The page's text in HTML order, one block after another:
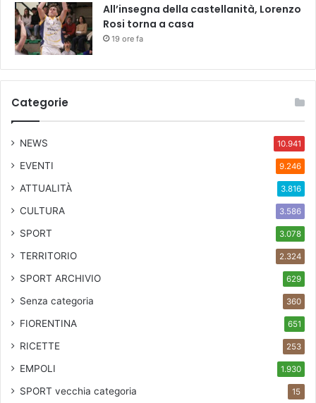
All’insegna della castellanità, Lorenzo
Rosi torna a casa
19 ore fa
Categorie
NEWS 10.941
EVENTI 9.246
ATTUALITÀ 3.816
CULTURA 3.586
SPORT 3.078
TERRITORIO 2.324
SPORT ARCHIVIO 629
Senza categoria 360
FIORENTINA 651
RICETTE 253
EMPOLI 1.930
SPORT vecchia categoria 15